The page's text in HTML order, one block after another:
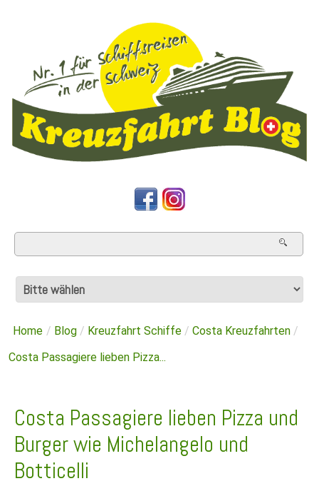
Home / Blog / Kreuzfahrt Schiffe / Costa Kreuzfahrten /
Costa Passagiere lieben Pizza...
Costa Passagiere lieben Pizza und
Burger wie Michelangelo und
Botticelli